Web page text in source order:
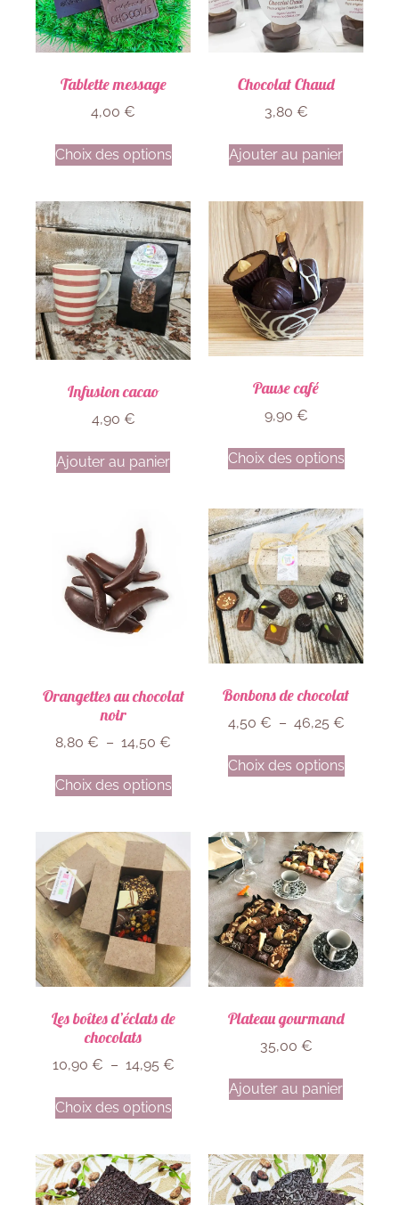
Tablette message
4,00 €
Choix des options
Chocolat Chaud
3,80 €
Ajouter au panier
Infusion cacao
4,90 €
Ajouter au panier
Pause café
9,90 €
Choix des options
Orangettes au chocolat
noir
8,80 € – 14,50 €
Choix des options
Bonbons de chocolat
4,50 € – 46,25 €
Choix des options
Les boîtes d’éclats de
chocolats
10,90 € – 14,95 €
Choix des options
Plateau gourmand
35,00 €
Ajouter au panier